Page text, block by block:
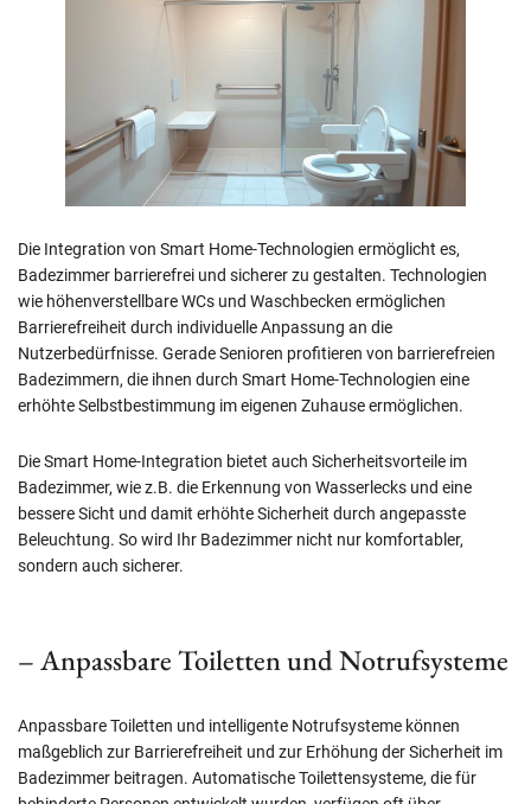
Die Integration von Smart Home-Technologien ermöglicht es,
Badezimmer barrierefrei und sicherer zu gestalten. Technologien
wie höhenverstellbare WCs und Waschbecken ermöglichen
Barrierefreiheit durch individuelle Anpassung an die
Nutzerbedürfnisse. Gerade Senioren profitieren von barrierefreien
Badezimmern, die ihnen durch Smart Home-Technologien eine
erhöhte Selbstbestimmung im eigenen Zuhause ermöglichen.
Die Smart Home-Integration bietet auch Sicherheitsvorteile im
Badezimmer, wie z.B. die Erkennung von Wasserlecks und eine
bessere Sicht und damit erhöhte Sicherheit durch angepasste
Beleuchtung. So wird Ihr Badezimmer nicht nur komfortabler,
sondern auch sicherer.
– Anpassbare Toiletten und Notrufsysteme
Anpassbare Toiletten und intelligente Notrufsysteme können
maßgeblich zur Barrierefreiheit und zur Erhöhung der Sicherheit im
Badezimmer beitragen. Automatische Toilettensysteme, die für